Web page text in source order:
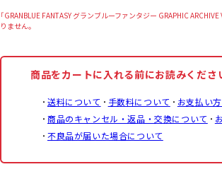
「GRANBLUE FANTASY グランブルーファンタジー GRAPHIC ARCHIVE
りません。
商品をカートに入れる前にお読みくださ
送料について 手数料について
お支払い
商品のキャンセル・返品・交換について
不良品が届いた場合について